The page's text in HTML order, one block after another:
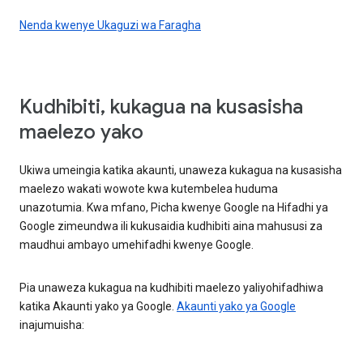
Nenda kwenye Ukaguzi wa Faragha
Kudhibiti, kukagua na kusasisha
maelezo yako
Ukiwa umeingia katika akaunti, unaweza kukagua na kusasisha
maelezo wakati wowote kwa kutembelea huduma
unazotumia. Kwa mfano, Picha kwenye Google na Hifadhi ya
Google zimeundwa ili kukusaidia kudhibiti aina mahususi za
maudhui ambayo umehifadhi kwenye Google.
Pia unaweza kukagua na kudhibiti maelezo yaliyohifadhiwa
katika Akaunti yako ya Google. Akaunti yako ya Google
inajumuisha: